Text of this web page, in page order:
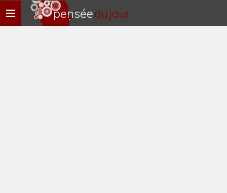
Navigation
rapide
penséedu jour